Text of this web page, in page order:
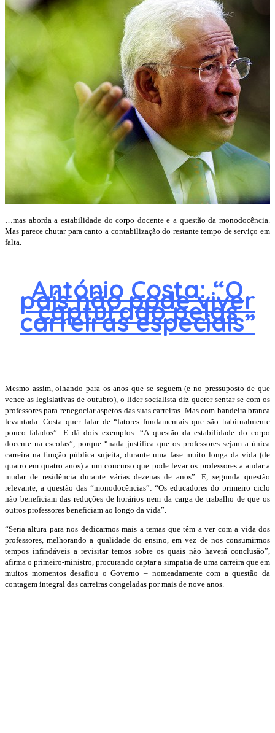
…mas aborda a estabilidade do corpo docente e a questão da monodocência.
Mas parece chutar para canto a contabilização do restante tempo de serviço em
falta.
António Costa: “O
país não pode viver
capturado pelas
carreiras especiais”
Mesmo assim, olhando para os anos que se seguem (e no pressuposto de que
vence as legislativas de outubro), o líder socialista diz querer sentar-se com os
professores para renegociar aspetos das suas carreiras. Mas com bandeira branca
levantada. Costa quer falar de “fatores fundamentais que são habitualmente
pouco falados”. E dá dois exemplos: “A questão da estabilidade do corpo
docente na escolas”, porque “nada justifica que os professores sejam a única
carreira na função pública sujeita, durante uma fase muito longa da vida (de
quatro em quatro anos) a um concurso que pode levar os professores a andar a
mudar de residência durante várias dezenas de anos”. E, segunda questão
relevante, a questão das “monodocências”: “Os educadores do primeiro ciclo
não beneficiam das reduções de horários nem da carga de trabalho de que os
outros professores beneficiam ao longo da vida”.
“Seria altura para nos dedicarmos mais a temas que têm a ver com a vida dos
professores, melhorando a qualidade do ensino, em vez de nos consumirmos
tempos infindáveis a revisitar temos sobre os quais não haverá conclusão”,
afirma o primeiro-ministro, procurando captar a simpatia de uma carreira que em
muitos momentos desafiou o Governo – nomeadamente com a questão da
contagem integral das carreiras congeladas por mais de nove anos.